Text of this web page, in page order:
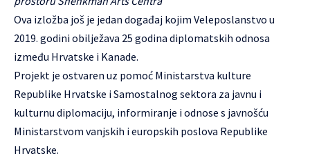
Ova izložba još je jedan događaj kojim Veleposlanstvo u
2019. godini obilježava 25 godina diplomatskih odnosa
između Hrvatske i Kanade.
Projekt je ostvaren uz pomoć Ministarstva kulture
Republike Hrvatske i Samostalnog sektora za javnu i
kulturnu diplomaciju, informiranje i odnose s javnošću
Ministarstvom vanjskih i europskih poslova Republike
Hrvatske.